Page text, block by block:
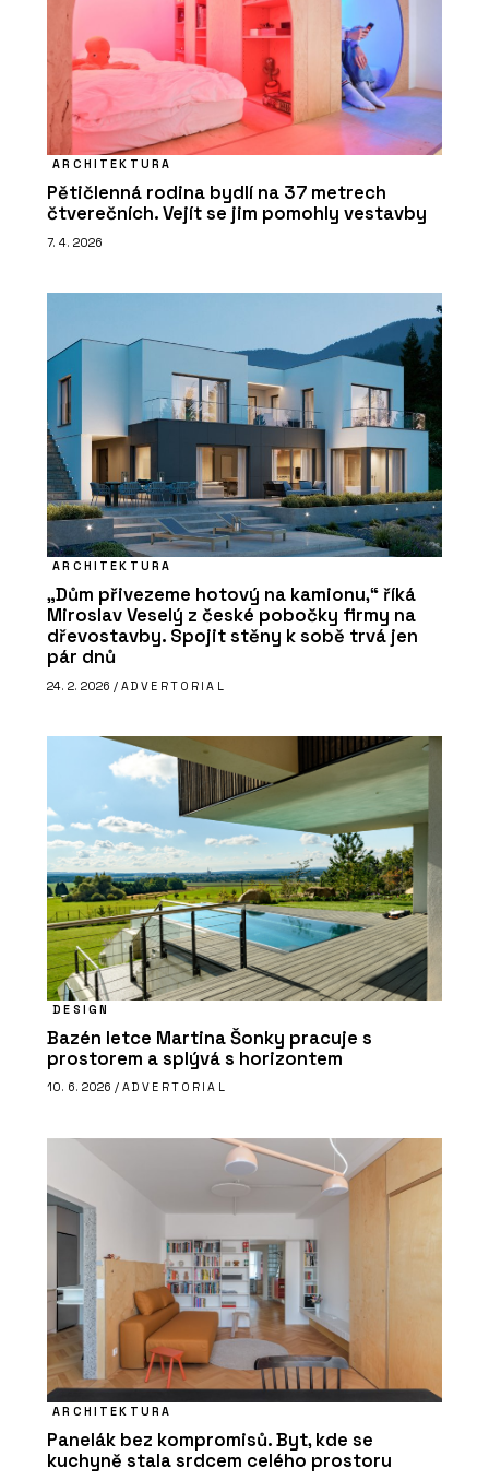
ARCHITEKTURA
Pětičlenná rodina bydlí na 37 metrech
čtverečních. Vejít se jim pomohly vestavby
7. 4. 2026
ARCHITEKTURA
„Dům přivezeme hotový na kamionu,“ říká
Miroslav Veselý z české pobočky firmy na
dřevostavby. Spojit stěny k sobě trvá jen
pár dnů
24. 2. 2026 / ADVERTORIAL
DESIGN
Bazén letce Martina Šonky pracuje s
prostorem a splývá s horizontem
10. 6. 2026 / ADVERTORIAL
ARCHITEKTURA
Panelák bez kompromisů. Byt, kde se
kuchyně stala srdcem celého prostoru